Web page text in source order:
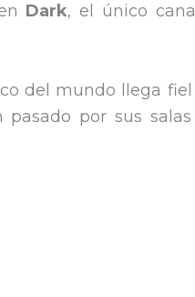
Dark, el único
del mundo llega fiel
pasado por sus